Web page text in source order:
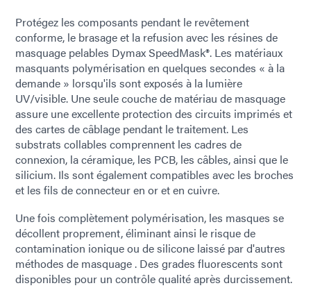
Protégez les composants pendant le revêtement
conforme, le brasage et la refusion avec les résines de
masquage pelables Dymax SpeedMask®. Les matériaux
masquants polymérisation en quelques secondes « à la
demande » lorsqu'ils sont exposés à la lumière
UV/visible. Une seule couche de matériau de masquage
assure une excellente protection des circuits imprimés et
des cartes de câblage pendant le traitement. Les
substrats collables comprennent les cadres de
connexion, la céramique, les PCB, les câbles, ainsi que le
silicium. Ils sont également compatibles avec les broches
et les fils de connecteur en or et en cuivre.
Une fois complètement polymérisation, les masques se
décollent proprement, éliminant ainsi le risque de
contamination ionique ou de silicone laissé par d'autres
méthodes de masquage . Des grades fluorescents sont
disponibles pour un contrôle qualité après durcissement.